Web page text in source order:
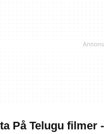
På Telugu filmer -